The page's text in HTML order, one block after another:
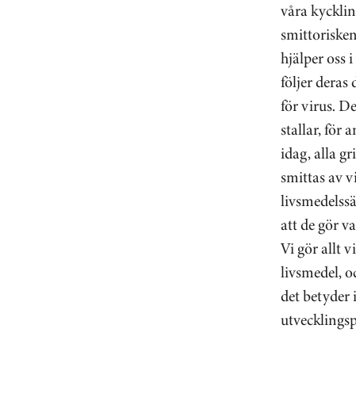
våra
hjälper oss
följer deras
för virus.
stallar, för
idag, alla
smittas av
att de gör
Vi gör allt
livsmedel,
det